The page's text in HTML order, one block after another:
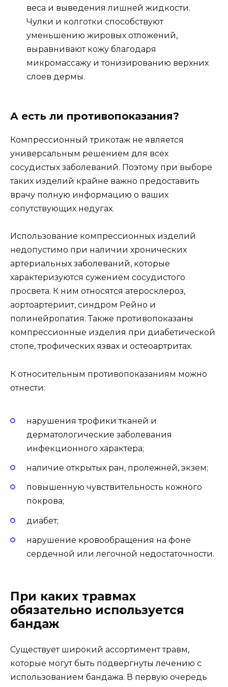
веса и выведения лишней жидкости.
Чулки и колготки способствуют
уменьшению жировых отложений,
выравнивают кожу благодаря
микромассажу и тонизированию верхних
слоев дермы.
А есть ли противопоказания?
Компрессионный трикотаж не является
универсальным решением для всех
сосудистых заболеваний. Поэтому при выборе
таких изделий крайне важно предоставить
врачу полную информацию о ваших
сопутствующих недугах.
Использование компрессионных изделий
недопустимо при наличии хронических
артериальных заболеваний, которые
характеризуются сужением сосудистого
просвета. К ним относятся атеросклероз,
аортоартериит, синдром Рейно и
полинейропатия. Также противопоказаны
компрессионные изделия при диабетической
стопе, трофических язвах и остеоартритах.
К относительным противопоказаниям можно
отнести:
нарушения трофики тканей и
дерматологические заболевания
инфекционного характера;
наличие открытых ран, пролежней, экзем;
повышенную чувствительность кожного
покрова;
диабет;
нарушение кровообращения на фоне
сердечной или легочной недостаточности.
При каких травмах
обязательно используется
бандаж
Существует широкий ассортимент травм,
которые могут быть подвергнуты лечению с
использованием бандажа. В первую очередь